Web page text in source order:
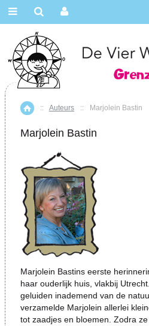
Home
:: Auteurs :: Marjolein Bastin
Marjolein Bastin
Marjolein Bastins eerste
haar ouderlijk huis, vlakbij
geluiden inademend van de
verzamelde Marjolein allerlei
tot zaadjes en bloemen. Zodra